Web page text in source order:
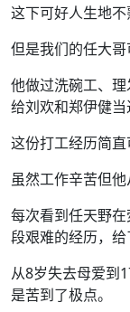
这下可好人生地不
但是我们的任大哥
他做过洗碗工、
给刘欢和郑伊健当
这份打工经历简直
虽然工作辛苦但他
每次看到任天野
段艰难的经历，给
从8岁失去母爱到
是苦到了极点。